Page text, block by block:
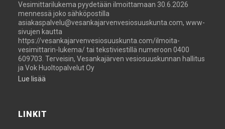
Vesimittarilukema pyydetään ilmoittamaan 30.6.2026
mennessä joko sähköpostilla
asiakaspalvelu@vesankajarvenvesiosuuskunta.com, www-
sivujen kautta
https://vesankajarvenvesiosuuskunta.com/ilmoita-
vesimittarin-lukema/ tai tekstiviestillä numeroon 0400
609703. Terveisin, Vesankajärven vesiosuuskunnan hallitus
ja Vok Huoltopalvelut Oy
Lue lisää
LINKIT